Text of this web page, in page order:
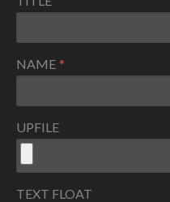
NAME
UPFILE
TEXT FLOAT